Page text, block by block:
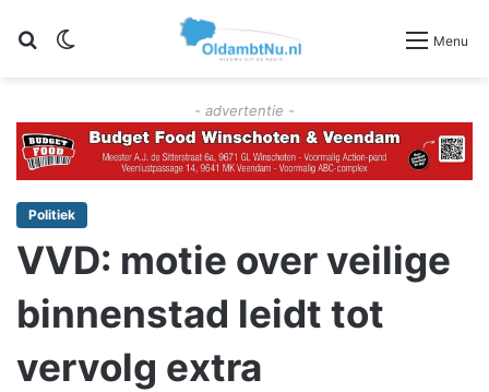
Zoeken Menu
- advertentie -
Politiek
VVD: motie over veilige
binnenstad leidt tot
vervolg extra